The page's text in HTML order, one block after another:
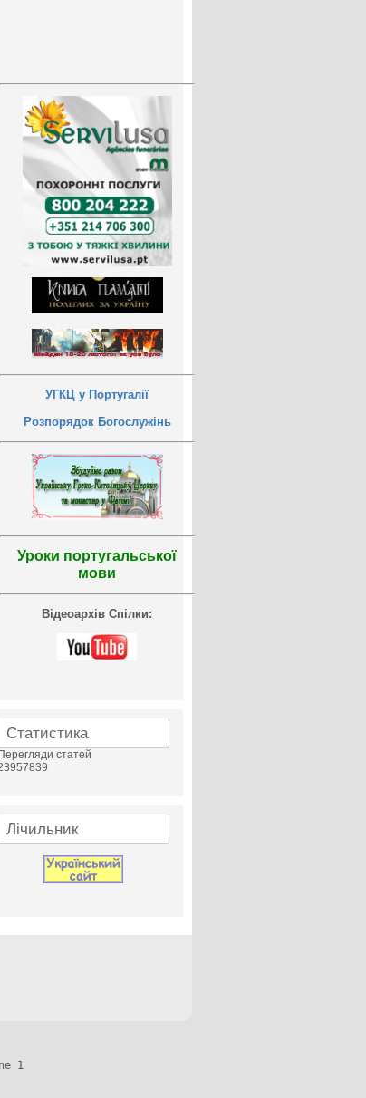
УГКЦ у Португалії
Розпорядок Богослужінь
Уроки португальської
мови
Відеоархів Спілки:
Статистика
Перегляди статей
Лічильник
1